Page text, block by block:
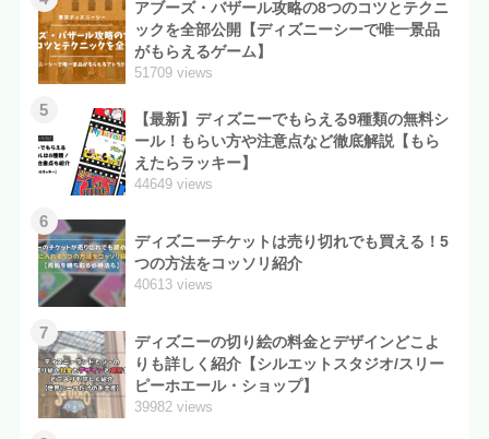
アブーズ・バザール攻略の8つのコツとテクニ
ックを全部公開【ディズニーシーで唯一景品
がもらえるゲーム】
51709 views
5
【最新】ディズニーでもらえる9種類の無料シ
ール！もらい方や注意点など徹底解説【もら
えたらラッキー】
44649 views
6
ディズニーチケットは売り切れでも買える！5
つの方法をコッソリ紹介
40613 views
7
ディズニーの切り絵の料金とデザインどこよ
りも詳しく紹介【シルエットスタジオ/スリー
ピーホエール・ショップ】
39982 views